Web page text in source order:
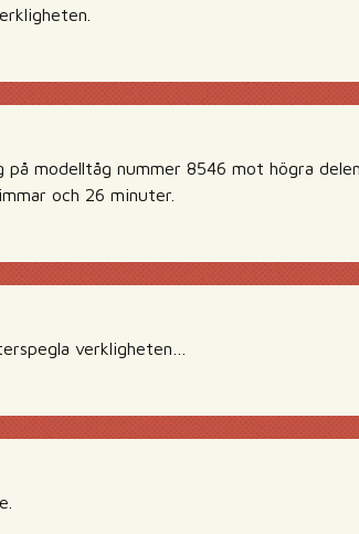
modelltåg nummer 8546 mot högra
och 26 minuter.
verkligheten…